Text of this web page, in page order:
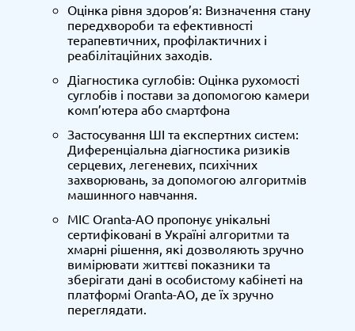
Оцінка рівня здоров’я: Визначення стану
передхвороби та ефективності
терапевтичних, профілактичних і
реабілітаційних заходів.
Діагностика суглобів: Оцінка рухомості
суглобів і постави за допомогою камери
комп’ютера або смартфона
Застосування ШІ та експертних систем:
Диференціальна діагностика ризиків
серцевих, легеневих, психічних
захворювань, за допомогою алгоритмів
машинного навчання.
МІС Oranta-АО пропонує унікальні
сертифіковані в Україні алгоритми та
хмарні рішення, які дозволяють зручно
вимірювати життєві показники та
зберігати дані в особистому кабінеті на
платформі Oranta-АО, де їх зручно
переглядати.